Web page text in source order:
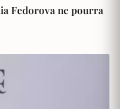
Fedorova ne pourra